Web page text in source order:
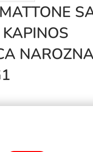
NAROZNA